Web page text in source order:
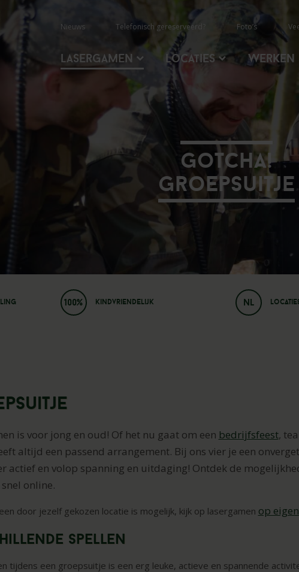
Nieuws Telefonisch gereserveerd? Foto’s
Lasergamen Locaties
Gotcha!
Groepsuitje
100% Kindvriendelijk NL
is voor jong en oud! Of het nu gaat om een bedrijfsfeest,
altijd een passend arrangement. Bij ons vier je een
actief en volop spanning en uitdaging! Ontdek de
online.
door jezelf gekozen locatie is mogelijk, kijk op lasergamen op
spellen
tijdens een groepsuitje is een erg leuke, actieve en spannende